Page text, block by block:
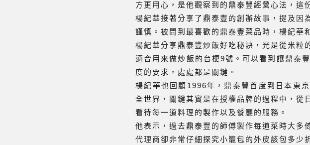
方更用心，是他觀察到的鼎泰豐經營心法，這
楊紀華接著分享了鼎泰豐的創辦故事，提及因
謹慎。被問到最喜歡的鼎泰豐菜品時，楊紀華
楊紀華分享鼎泰豐炒飯好吃秘訣，光是從米粒
適合用來做炒飯的台梗9號。可以看到讓鼎泰
度的要求，處處都是關鍵。
楊紀華也回顧1996年，鼎泰豐首度到日本東
全世界，關鍵其實是在授權品牌的過程中，從
看待每一道料理的製作以及餐廳的服務。
他表示，過去鼎泰豐的師傅製作每道菜時大多
代理商卻非常仔細探究小籠包的外皮該包多少